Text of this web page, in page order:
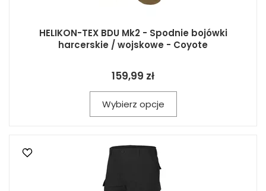
HELIKON-TEX BDU Mk2 - Spodnie bojówki
harcerskie / wojskowe - Coyote
159,99 zł
Wybierz opcje